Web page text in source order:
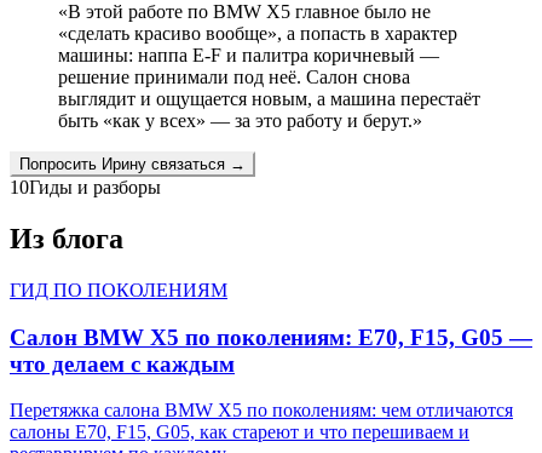
«В этой работе по BMW X5 главное было не
«сделать красиво вообще», а попасть в характер
машины: наппа E-F и палитра коричневый —
решение принимали под неё. Салон снова
выглядит и ощущается новым, а машина перестаёт
быть «как у всех» — за это работу и берут.»
Попросить Ирину связаться →
10Гиды и разборы
Из блога
ГИД ПО ПОКОЛЕНИЯМ
Салон BMW X5 по поколениям: E70, F15, G05 —
что делаем с каждым
Перетяжка салона BMW X5 по поколениям: чем отличаются
салоны E70, F15, G05, как стареют и что перешиваем и